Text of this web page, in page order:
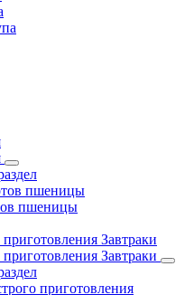
пшеницы
пшеницы
Завтраки
Завтраки
приготовления